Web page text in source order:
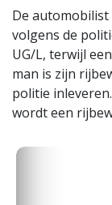
De
volgens de
UG/L, terwijl
man is zijn
politie
wordt een